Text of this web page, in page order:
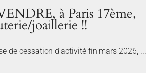
à Paris 17ème,
joaillerie !!
de cessation d'activité fin mars 2026, ...